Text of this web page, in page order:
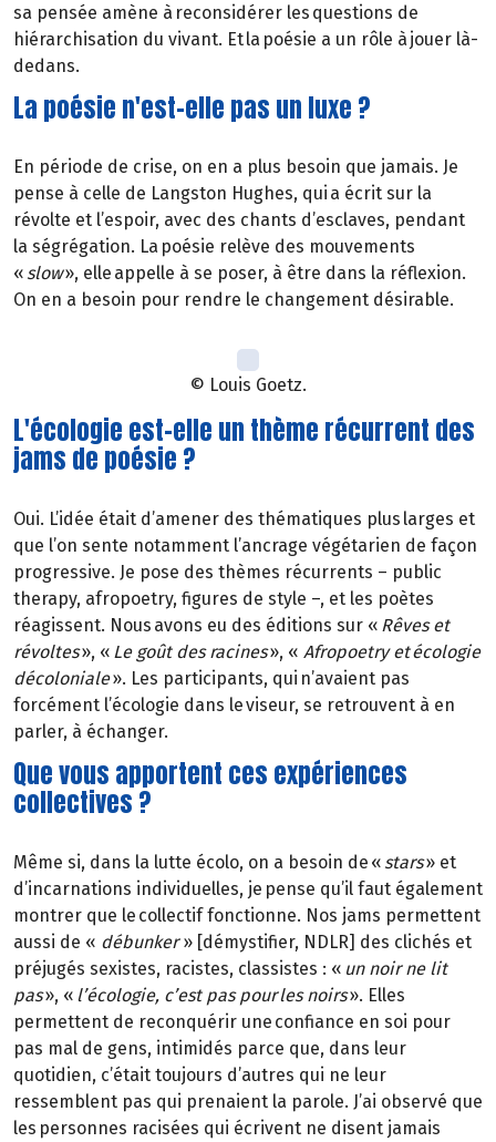
sa pensée amène à reconsidérer les questions de
hiérarchisation du vivant. Et la poésie a un rôle à jouer là-
dedans.
La poésie n'est-elle pas un luxe ?
En période de crise, on en a plus besoin que jamais. Je
pense à celle de Langston Hughes, qui a écrit sur la
révolte et l’espoir, avec des chants d’esclaves, pendant
la ségrégation. La poésie relève des mouvements
« slow», elle appelle à se poser, à être dans la réflexion.
On en a besoin pour rendre le changement désirable.
© Louis Goetz.
L'écologie est-elle un thème récurrent des
jams de poésie ?
Oui. L’idée était d’amener des thématiques plus larges et
que l’on sente notamment l’ancrage végétarien de façon
progressive. Je pose des thèmes récurrents – public
therapy, afropoetry, figures de style –, et les poètes
réagissent. Nous avons eu des éditions sur « Rêves et
révoltes», « Le goût des racines», « Afropoetry et écologie
décoloniale». Les participants, qui n’avaient pas
forcément l’écologie dans le viseur, se retrouvent à en
parler, à échanger.
Que vous apportent ces expériences
collectives ?
Même si, dans la lutte écolo, on a besoin de « stars» et
d’incarnations individuelles, je pense qu’il faut également
montrer que le collectif fonctionne. Nos jams permettent
aussi de « débunker» [démystifier, NDLR] des clichés et
préjugés sexistes, racistes, classistes : « un noir ne lit
pas», « l’écologie, c’est pas pour les noirs». Elles
permettent de reconquérir une confiance en soi pour
pas mal de gens, intimidés parce que, dans leur
quotidien, c’était toujours d’autres qui ne leur
ressemblent pas qui prenaient la parole. J’ai observé que
les personnes racisées qui écrivent ne disent jamais